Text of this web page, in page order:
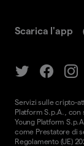
Scarica l'app
Servizi sulle cripto-
Platform S.p.A., con
Young Platform
come Prestatore di
Regolamento (UE)